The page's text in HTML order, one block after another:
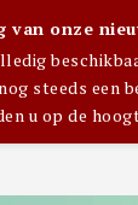
onze
steeds een
u op de